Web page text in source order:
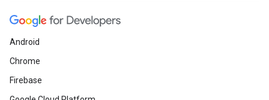
Android
Chrome
Firebase